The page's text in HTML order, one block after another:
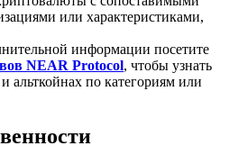
500,000 USDT
или характеристиками,
информации посетите
NEAR Protocol, чтобы узнать
альткойнах по категориям или